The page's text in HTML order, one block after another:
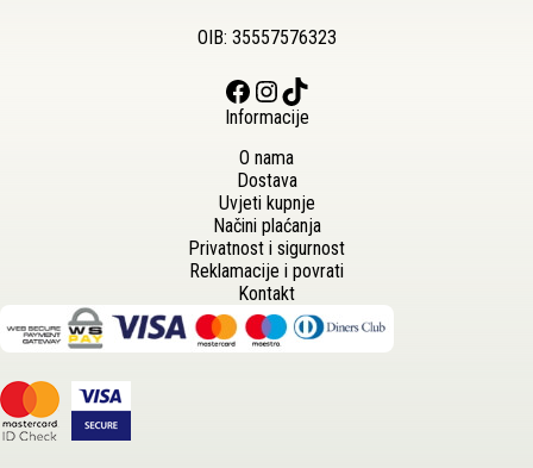
OIB: 35557576323
Facebook Instagram TikTok
Informacije
O nama
Dostava
Uvjeti kupnje
Načini plaćanja
Privatnost i sigurnost
Reklamacije i povrati
Kontakt